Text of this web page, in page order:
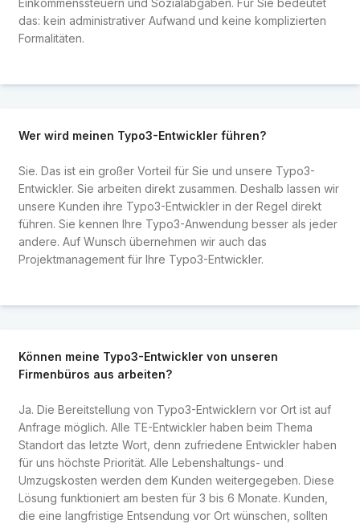
Einkommenssteuern und Sozialabgaben. Für Sie bedeutet
das: kein administrativer Aufwand und keine komplizierten
Formalitäten.
Wer wird meinen Typo3-Entwickler führen?
Sie. Das ist ein großer Vorteil für Sie und unsere Typo3-
Entwickler. Sie arbeiten direkt zusammen. Deshalb lassen wir
unsere Kunden ihre Typo3-Entwickler in der Regel direkt
führen. Sie kennen Ihre Typo3-Anwendung besser als jeder
andere. Auf Wunsch übernehmen wir auch das
Projektmanagement für Ihre Typo3-Entwickler.
Können meine Typo3-Entwickler von unseren
Firmenbüros aus arbeiten?
Ja. Die Bereitstellung von Typo3-Entwicklern vor Ort ist auf
Anfrage möglich. Alle TE-Entwickler haben beim Thema
Standort das letzte Wort, denn zufriedene Entwickler haben
für uns höchste Priorität. Alle Lebenshaltungs- und
Umzugskosten werden dem Kunden weitergegeben. Diese
Lösung funktioniert am besten für 3 bis 6 Monate. Kunden,
die eine langfristige Entsendung vor Ort wünschen, sollten